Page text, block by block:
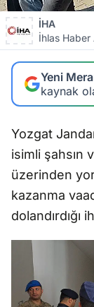
İHA
İhlas Haber
Yeni
kaynak
Yozgat
isimli şahsın
üzerinden
kazanma
dolandırdığı